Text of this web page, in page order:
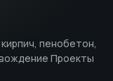
пенобетон,
Проекты